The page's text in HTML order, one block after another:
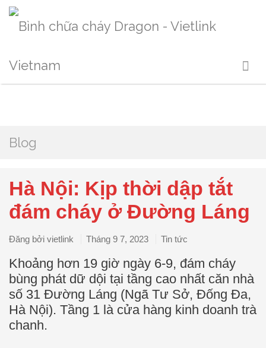
Blog
Hà Nội: Kịp thời dập tắt
đám cháy ở Đường Láng
Đăng bởi vietlink Tháng 9 7, 2023 Tin tức
Khoảng hơn 19 giờ ngày 6-9, đám cháy
bùng phát dữ dội tại tầng cao nhất căn nhà
số 31 Đường Láng (Ngã Tư Sở, Đống Đa,
Hà Nội). Tầng 1 là cửa hàng kinh doanh trà
chanh.